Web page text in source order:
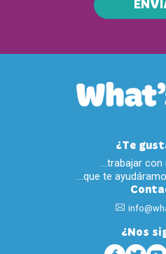
¿Te
…trabajar
…que te
¿Nos